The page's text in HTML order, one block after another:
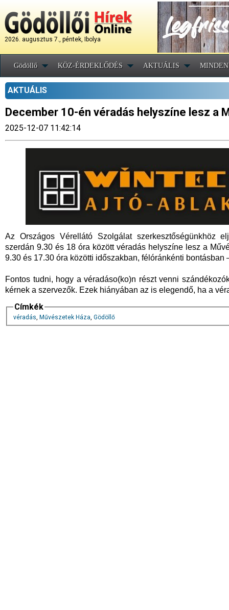
2026. augusztus 7., péntek, Ibolya
Gödöllő KÖZ-ÉRDEKLŐDÉS AKTUÁLIS
AKTUÁLIS
December 10-én véradás helyszíne lesz a
2025-12-07 11:42:14
Az Országos Vérellátó Szolgálat szerkesztőségünkhöz
szerdán 9.30 és 18 óra között véradás helyszíne lesz a
9.30 és 17.30 óra közötti időszakban, félóránkénti bontásban
Fontos tudni, hogy a véradáso(ko)n részt venni
kérnek a szervezők. Ezek hiányában az is elegendő, ha a
Címkék
véradás, Művészetek Háza, Gödöllő